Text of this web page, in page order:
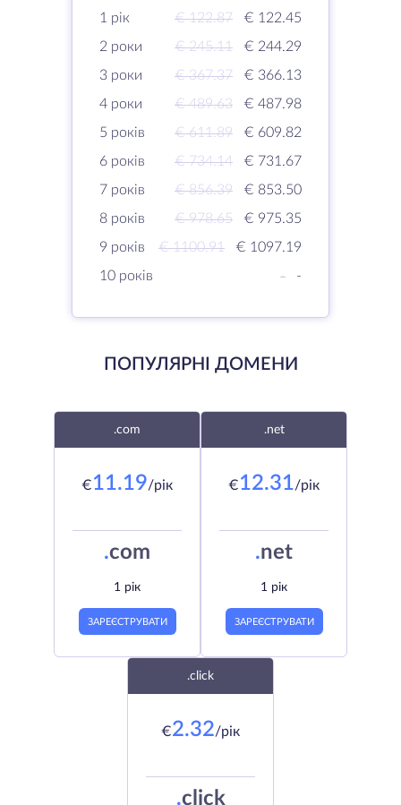
1 рік € 122.87
€ 122.45
2 роки
€ 245.11
€ 244.29
3 роки
€ 367.37
€ 366.13
4 роки
€ 489.63
€ 487.98
5 років
€ 611.89
€ 609.82
6 років
€ 734.14
€ 731.67
7 років
€ 856.39
€ 853.50
8 років
€ 978.65
€ 975.35
9 років
€ 1100.91
€ 1097.19
10 років
- -
ПОПУЛЯРНІ ДОМЕНИ
.com
€11.19/рік
.com
1 рік
ЗАРЕЄСТРУВАТИ
.net
€12.31/рік
.net
1 рік
ЗАРЕЄСТРУВАТИ
.click
€2.32/рік
.click